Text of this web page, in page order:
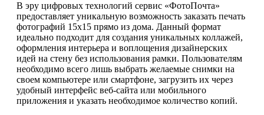
В эру цифровых технологий сервис «ФотоПочта»
предоставляет уникальную возможность заказать печать
фотографий 15х15 прямо из дома. Данный формат
идеально подходит для создания уникальных коллажей,
оформления интерьера и воплощения дизайнерских
идей на стену без использования рамки. Пользователям
необходимо всего лишь выбрать желаемые снимки на
своем компьютере или смартфоне, загрузить их через
удобный интерфейс веб-сайта или мобильного
приложения и указать необходимое количество копий.